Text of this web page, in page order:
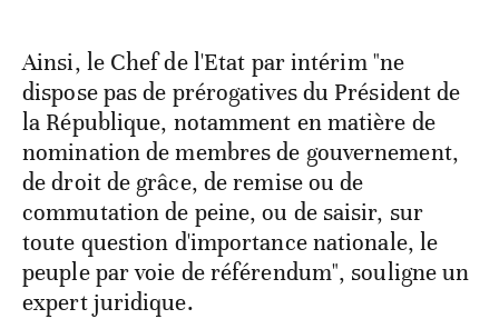
Ainsi, le Chef de l'Etat par intérim "ne
dispose pas de prérogatives du Président de
la République, notamment en matière de
nomination de membres de gouvernement,
de droit de grâce, de remise ou de
commutation de peine, ou de saisir, sur
toute question d'importance nationale, le
peuple par voie de référendum", souligne un
expert juridique.